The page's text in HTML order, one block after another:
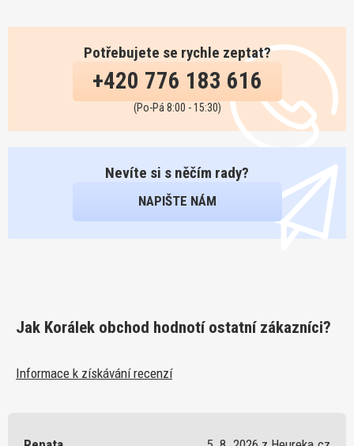
Potřebujete se rychle zeptat?
+420 776 183 616
(Po-Pá 8:00 - 15:30)
Nevíte si s něčím rady?
NAPIŠTE NÁM
Jak Korálek obchod hodnotí ostatní zákazníci?
Informace k získávání recenzí